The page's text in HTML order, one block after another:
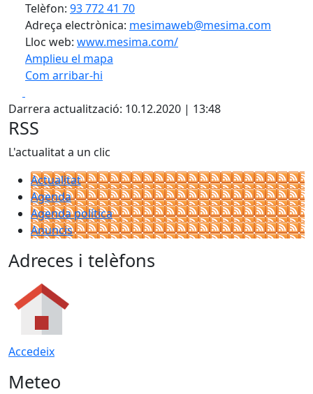
Telèfon: 93 772 41 70
Adreça electrònica: mesimaweb@mesima.com
Lloc web: www.mesima.com/
Amplieu el mapa
Com arribar-hi
+
−
Darrera actualització: 10.12.2020 | 13:48
RSS
L'actualitat a un clic
Actualitat
Agenda
Agenda política
Anuncis
Adreces i telèfons
Accedeix
Meteo